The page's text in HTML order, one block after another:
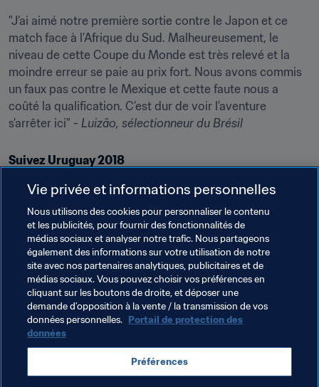
"J’ai aimé notre première sortie contre le Japon et ce
match face à l’Afrique du Sud. Malheureusement, le
niveau de cette Coupe du Monde est très relevé et la
moindre erreur se paie au prix fort. Nous avons commis
un faux pas contre le Mexique et cette faute nous a
coûté la qualification. C’est dur de voir l’aventure
s’arrêter ici" - Luizão, sélectionneur du Brésil
Suivez Uruguay 2018
Twitter | Facebook | Instagram
À venir
Mercredi 21 novembre
(horaires en heure locale)
Groupe C
Allemagne - États-Unis, Montevideo, 17h00
Cameroun - RDP Corée, Colonia, 17h00
Espagne - Canada, Montevideo, 14h00
Vie privée et informations personnelles
Nous utilisons des cookies pour personnaliser le contenu
et les publicités, pour fournir des fonctionnalités de
médias sociaux et analyser notre trafic. Nous partageons
également des informations sur votre utilisation de notre
site avec nos partenaires analytiques, publicitaires et de
médias sociaux. Vous pouvez choisir vos préférences en
cliquant sur les boutons de droite, et déposer une
demande d’opposition à la vente / la transmission de vos
données personnelles. Portail de protection des
données
Préférences